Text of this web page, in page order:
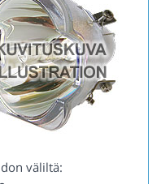
väliltä: